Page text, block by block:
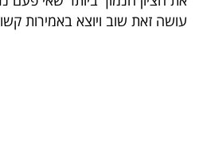
עושה זאת שוב ויוצא באמירות